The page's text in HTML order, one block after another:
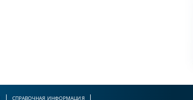
СПРАВОЧНАЯ ИНФОРМАЦИЯ